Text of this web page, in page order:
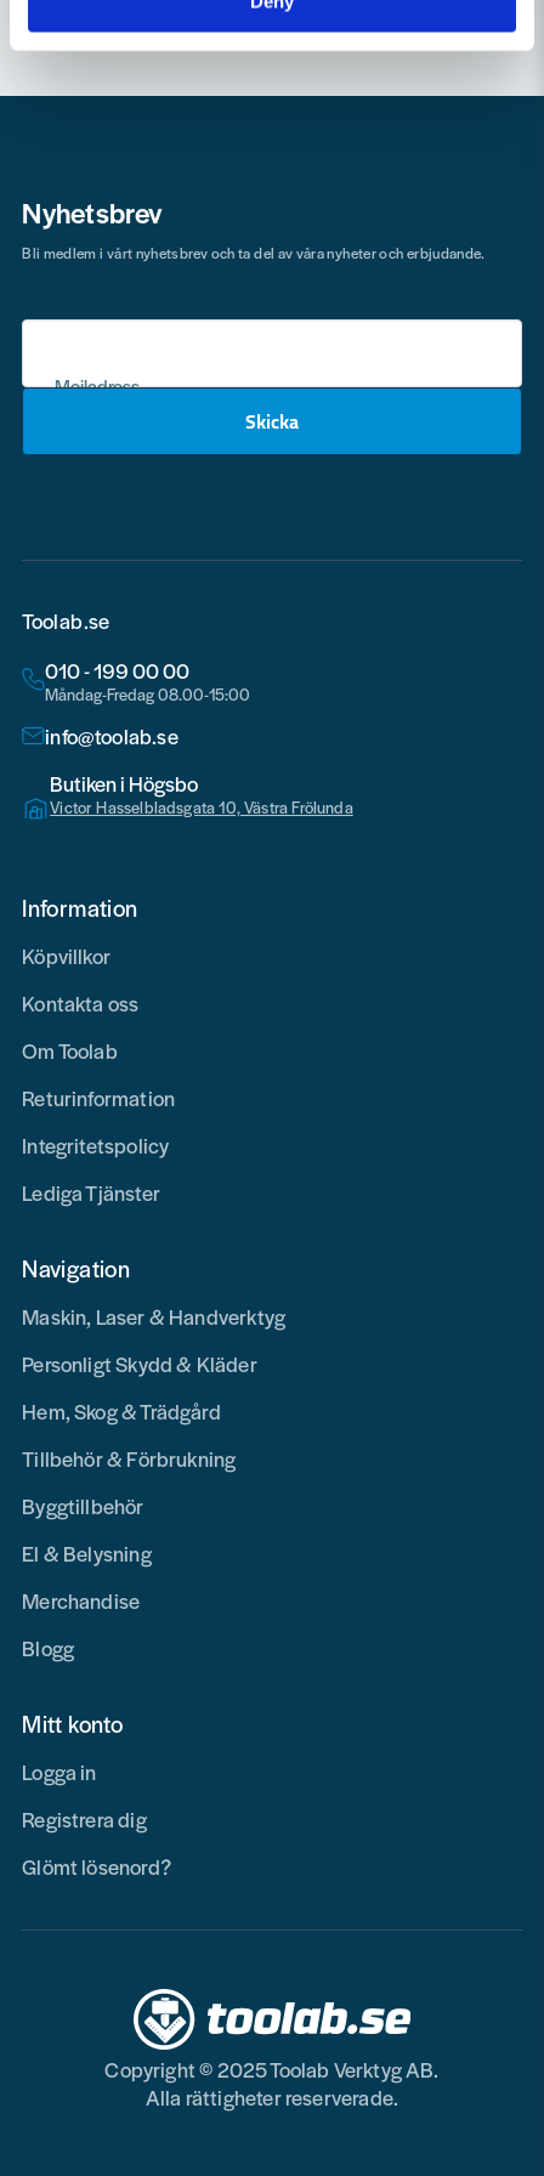
Nyhetsbrev
Mejladress
Skicka
Bli medlem i vårt nyhetsbrev och ta del av våra nyheter och erbjudande.
Toolab.se
010 - 199 00 00
Måndag-Fredag 08.00-15:00
info@toolab.se
Butiken i Högsbo
Victor Hasselbladsgata 10, Västra Frölunda
Information
Köpvillkor
Kontakta oss
Om Toolab
Returinformation
Integritetspolicy
Lediga Tjänster
Navigation
Maskin, Laser & Handverktyg
Personligt Skydd & Kläder
Hem, Skog & Trädgård
Tillbehör & Förbrukning
Byggtillbehör
El & Belysning
Merchandise
Blogg
Mitt konto
Logga in
Registrera dig
Glömt lösenord?
Copyright © 2025 Toolab Verktyg AB.
Alla rättigheter reserverade.